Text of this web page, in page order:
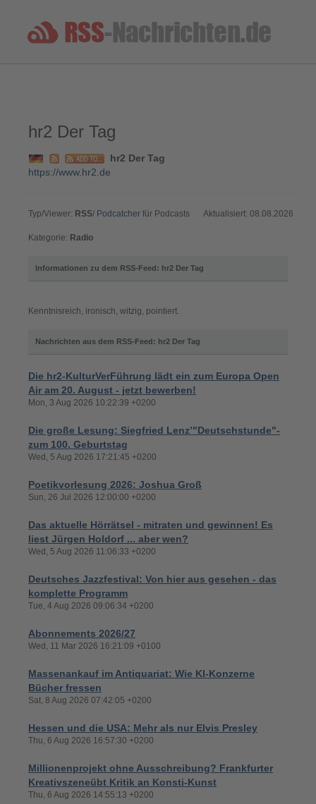
hr2 Der Tag
hr2 Der Tag
https://www.hr2.de
Typ/Viewer: RSS/ Podcatcher für Podcasts Aktualisiert: 08.08.2026
Kategorie: Radio
Informationen zu dem RSS-Feed: hr2 Der Tag
Kenntnisreich, ironisch, witzig, pointiert.
Nachrichten aus dem RSS-Feed: hr2 Der Tag
Die hr2-KulturVerFührung lädt ein zum Europa Open
Air am 20. August - jetzt bewerben!
Mon, 3 Aug 2026 10:22:39 +0200
Die große Lesung: Siegfried Lenz’"Deutschstunde"-
zum 100. Geburtstag
Wed, 5 Aug 2026 17:21:45 +0200
Poetikvorlesung 2026: Joshua Groß
Sun, 26 Jul 2026 12:00:00 +0200
Das aktuelle Hörrätsel - mitraten und gewinnen! Es
liest Jürgen Holdorf ... aber wen?
Wed, 5 Aug 2026 11:06:33 +0200
Deutsches Jazzfestival: Von hier aus gesehen - das
komplette Programm
Tue, 4 Aug 2026 09:06:34 +0200
Abonnements 2026/27
Wed, 11 Mar 2026 16:21:09 +0100
Massenankauf im Antiquariat: Wie KI-Konzerne
Bücher fressen
Sat, 8 Aug 2026 07:42:05 +0200
Hessen und die USA: Mehr als nur Elvis Presley
Thu, 6 Aug 2026 16:57:30 +0200
Millionenprojekt ohne Ausschreibung? Frankfurter
Kreativszeneübt Kritik an Konsti-Kunst
Thu, 6 Aug 2026 14:55:13 +0200